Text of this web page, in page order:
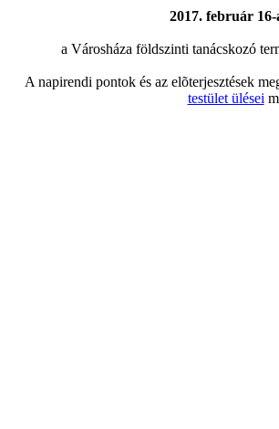
2017. február
a Városháza földszinti tanácskozó
A napirendi pontok és az elõterjesztések
testület ülései